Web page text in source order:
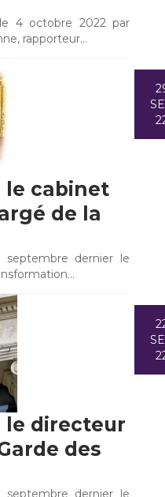
4 octobre 2022 par
rapporteur…
le cabinet
de la
dernier le
le directeur
des
dernier le